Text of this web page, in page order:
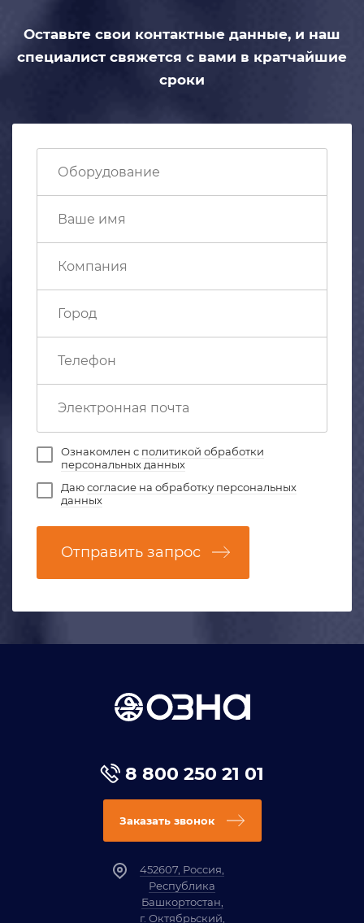
Оставьте свои контактные данные, и наш
специалист свяжется с вами в кратчайшие
сроки
Ознакомлен с политикой обработки
персональных данных
Даюсогласие на обработку персональных
данных
Отправить запрос
8 800 250 21 01
Заказать звонок
452607, Россия,
Республика
Башкортостан,
г. Октябрьский,